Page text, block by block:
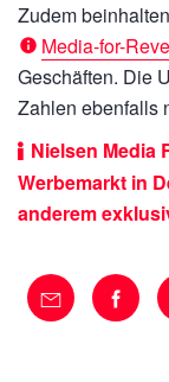
Zudem
Media-for-
Geschäften. Die
Zahlen ebenfalls
Nielsen Media
Werbemarkt in
anderem